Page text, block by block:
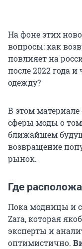
На фоне этих
вопросы: как
повлияет на
после 2022 года
одежду?
В этом материале
сферы моды о
ближайшем
возвращение
рынок.
Где
Пока модницы и
Zara, которая
эксперты и
оптимистично.